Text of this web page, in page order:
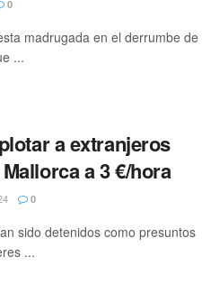
0
madrugada en el derrumbe de
...
a extranjeros
a 3 €/hora
0
sido detenidos como presuntos
...